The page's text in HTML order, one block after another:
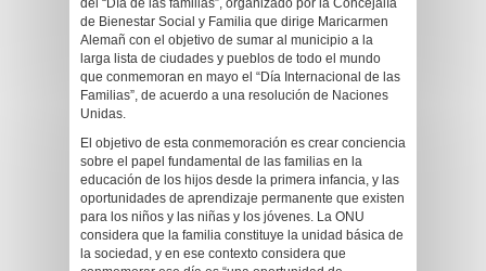
del “Día de las familias”, organizado por la Concejalía
de Bienestar Social y Familia que dirige Maricarmen
Alemañ con el objetivo de sumar al municipio a la
larga lista de ciudades y pueblos de todo el mundo
que conmemoran en mayo el “Día Internacional de las
Familias”, de acuerdo a una resolución de Naciones
Unidas.
El objetivo de esta conmemoración es crear conciencia
sobre el papel fundamental de las familias en la
educación de los hijos desde la primera infancia, y las
oportunidades de aprendizaje permanente que existen
para los niños y las niñas y los jóvenes. La ONU
considera que la familia constituye la unidad básica de
la sociedad, y en ese contexto considera que